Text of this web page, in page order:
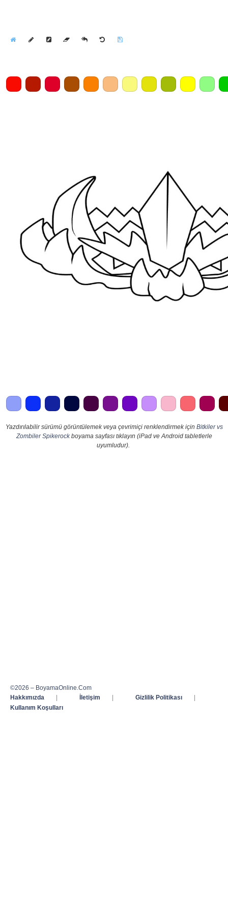
Yazdırılabilir sürümü görüntülemek veya çevrimiçi renklendirmek için Bitkiler vs
Zombiler Spikerockboyama sayfası tıklayın (iPad ve Android tabletlerle
uyumludur).
©2026 – BoyamaOnline.Com
Hakkımızda
| İletişim | Gizlilik Politikası
|
Kullanım Koşulları